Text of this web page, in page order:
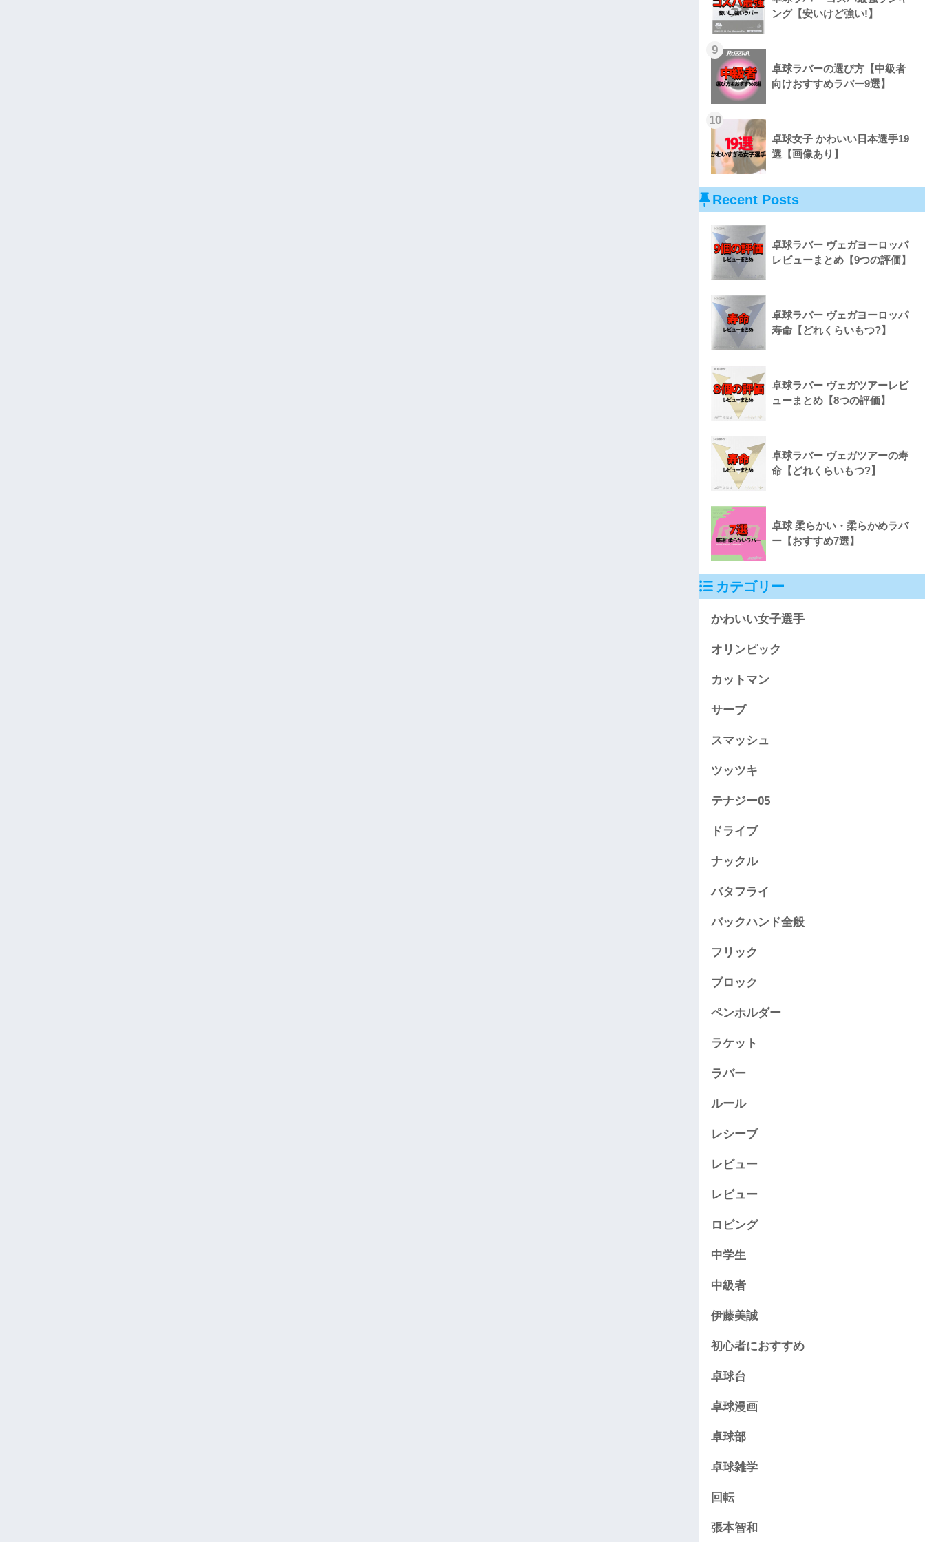
ング【安いけど強い!】
9
卓球ラバーの選び方【中級者
向けおすすめラバー9選】
10
卓球女子 かわいい日本選手19
選【画像あり】
Recent Posts
卓球ラバー ヴェガヨーロッパ
レビューまとめ【9つの評価】
卓球ラバー ヴェガヨーロッパ
寿命【どれくらいもつ?】
卓球ラバー ヴェガツアーレビ
ューまとめ【8つの評価】
卓球ラバー ヴェガツアーの寿
命【どれくらいもつ?】
卓球 柔らかい・柔らかめラバ
ー【おすすめ7選】
カテゴリー
かわいい女子選手
オリンピック
カットマン
サーブ
スマッシュ
ツッツキ
テナジー05
ドライブ
ナックル
バタフライ
バックハンド全般
フリック
ブロック
ペンホルダー
ラケット
ラバー
ルール
レシーブ
レビュー
レビュー
ロビング
中学生
中級者
伊藤美誠
初心者におすすめ
卓球台
卓球漫画
卓球部
卓球雑学
回転
張本智和